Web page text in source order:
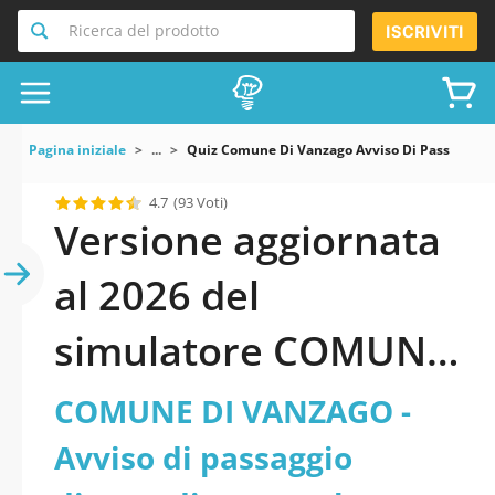
Ricerca del prodotto ISCRIVITI
Pagina iniziale ... Quiz Comune Di Vanzago Avviso Di
4.7 (93 Voti)
Versione aggiornata
al 2026 del
simulatore COMUNE
DI VANZAGO - Avviso
di passaggio diretto
COMUNE DI VANZAGO -
Avviso di passaggio